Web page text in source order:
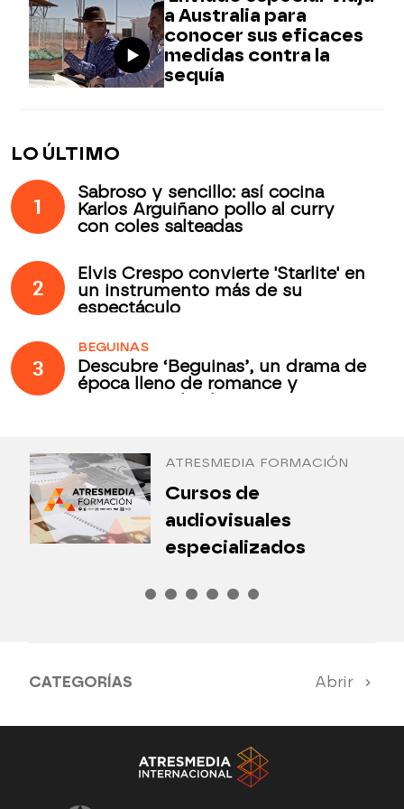
a Australia para
conocer sus eficaces
medidas contra la
sequía
LO ÚLTIMO
1
Sabroso y sencillo: así cocina
Karlos Arguiñano pollo al curry
con coles salteadas
2
Elvis Crespo convierte 'Starlite' en
un instrumento más de su
espectáculo
3
BEGUINAS
Descubre ‘Beguinas’, un drama de
época lleno de romance y
ATRESMEDIA FORMACIÓN
Cursos de
audiovisuales
especializados
CATEGORÍAS Abrir
Antena 3 Noticias El Hormiguero
Tu cara me suena Pasapalabra